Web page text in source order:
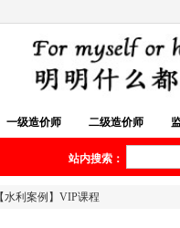
一级造价师 二级造价师
站内搜索：
水利案例】VIP课程